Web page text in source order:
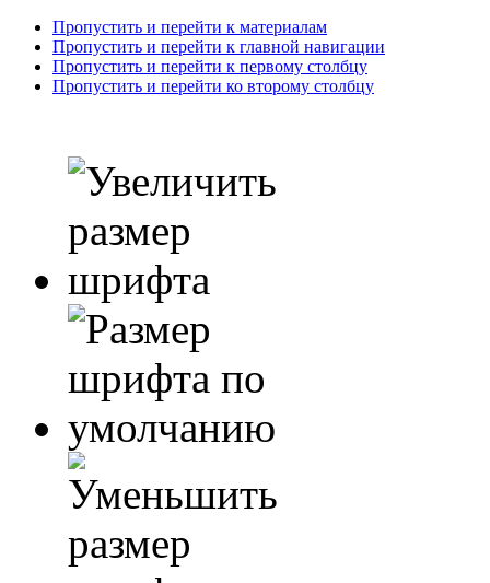
Пропустить и перейти к материалам
Пропустить и перейти к главной навигации
Пропустить и перейти к первому столбцу
Пропустить и перейти ко второму столбцу